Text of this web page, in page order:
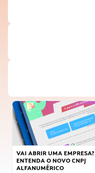
VAI ABRIR UMA EMPRESA?
ENTENDA O NOVO CNPJ
ALFANUMÉRICO